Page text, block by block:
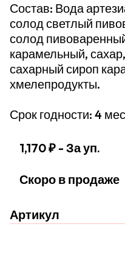
Состав: Вода
солод светлый
солод
карамельный,
сахарный сироп
хмелепродукты.
Срок годности: 4
1,170 ₽ - За уп.
Скоро в продаже
Артикул